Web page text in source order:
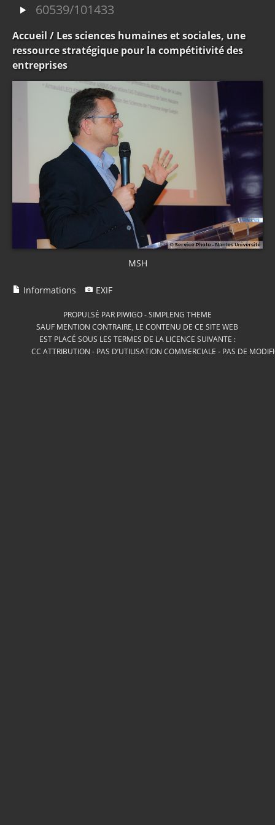
60539/101433
Accueil / Les sciences humaines et sociales, une
ressource stratégique pour la compétitivité des
entreprises
MSH
Informations EXIF
PROPULSÉ PAR PIWIGO-SIMPLENG THEME
SAUF MENTION CONTRAIRE, LE CONTENU DE CE SITE WEB
EST PLACÉ SOUS LES TERMES DE LA LICENCE SUIVANTE :
CC ATTRIBUTION - PAS D’UTILISATION COMMERCIALE - PAS DE